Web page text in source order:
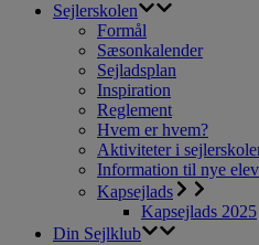
Sejlerskolen
Formål
Sæsonkalender
Sejladsplan
Inspiration
Reglement
Hvem er hvem?
Aktiviteter i
Information til nye
Kapsejlads
Kapsejlads 2025
Din Sejlklub